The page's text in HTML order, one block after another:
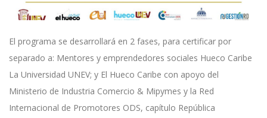
El programa se desarrollará en 2 fases, para certificar por
separado a: Mentores y emprendedores sociales Hueco Caribe
La Universidad UNEV; y El Hueco Caribe con apoyo del
Ministerio de Industria Comercio & Mipymes y la Red
Internacional de Promotores ODS, capítulo República